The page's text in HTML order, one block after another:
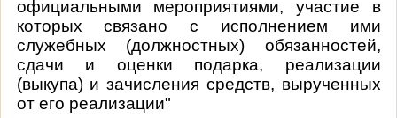
официальными мероприятиями, участие в
которых связано с исполнением ими
служебных (должностных) обязанностей,
сдачи и оценки подарка, реализации
(выкупа) и зачисления средств, вырученных
от его реализации"